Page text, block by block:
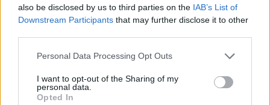
also be disclosed by us to third parties on the IAB’s List of
Downstream Participants that may further disclose it to other
Personal Data Processing Opt Outs
I want to opt-out of the Sharing of my
personal data.
Opted In
Cojones y fe, vida de equilibrios en el vértice.
Des tripes et de la foi, vie d'équilibre au sommet.
Que no se esconda el que no lo entienda si es muy
Que celui qui ne comprend quand c'est très profond ne se
cache pas.